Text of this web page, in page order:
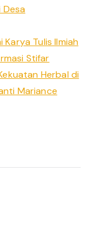
Desa
Tulis Ilmiah
Stifar
Herbal di
Mariance